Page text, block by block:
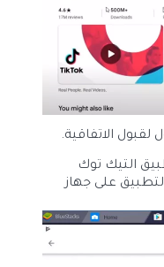
الاتفاقية.
التيك توك
على جهاز